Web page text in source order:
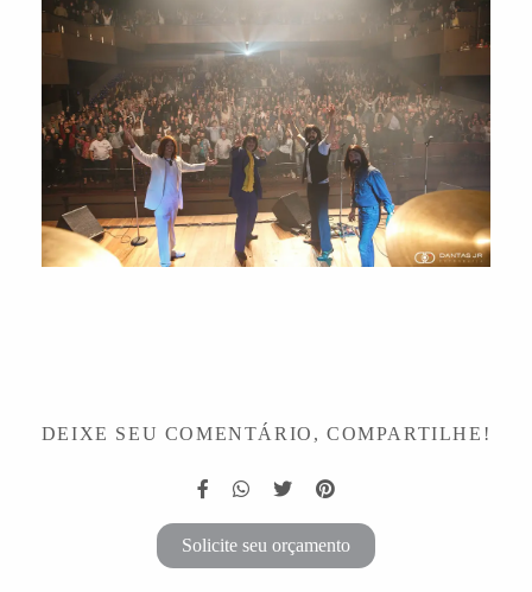
DEIXE SEU COMENTÁRIO, COMPARTILHE!
Solicite seu orçamento